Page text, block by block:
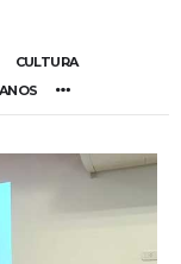
CULTURA